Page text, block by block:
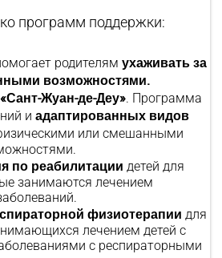
программ поддержки:
родителям ухаживать за
возможностями.
Жуан-де-Деу». Программа
и адаптированных видов
или смешанными
по реабилитации детей для
занимаются лечением
физиотерапии для
лечением детей с
с респираторными